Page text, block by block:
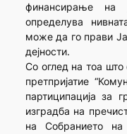
финансирање на
определува
може да го прави
дејности.
Со оглед на тоа што
претпријатие
партиципација за
изградба на
на Собранието